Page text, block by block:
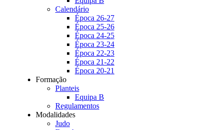
Calendário
Época 26-27
Época 25-26
Época 24-25
Época 23-24
Época 22-23
Época 21-22
Época 20-21
Formação
Planteis
Equipa B
Regulamentos
Modalidades
Judo